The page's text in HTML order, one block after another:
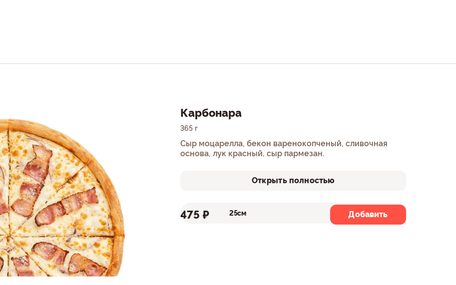
Карбонара
365 г
Сыр моцарелла, бекон варенокопченый, сливочная
основа, лук красный, сыр пармезан.
Открыть полностью
25см 30см
475 ₽ Добавить